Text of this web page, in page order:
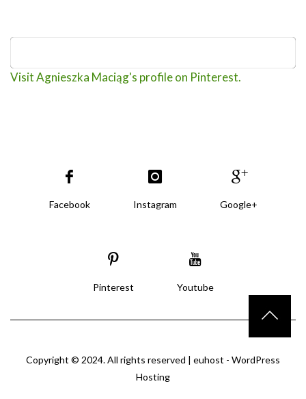
Visit Agnieszka Maciąg's profile on Pinterest.
Facebook Instagram Google+
Pinterest Youtube
Copyright © 2024. All rights reserved | euhost - WordPress
Hosting